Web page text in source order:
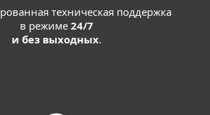
техническая поддержка
в режиме 24/7
и без выходных.